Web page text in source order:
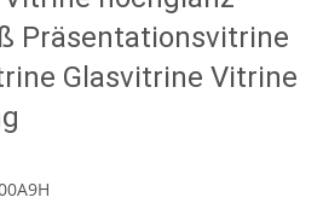
Präsentationsvitrine
Glasvitrine Vitrine